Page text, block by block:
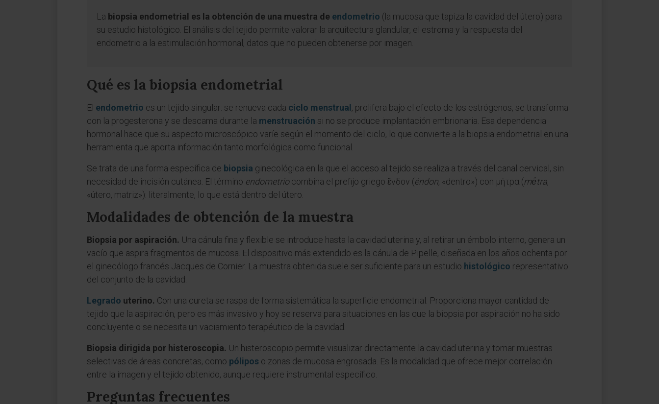
La biopsia endometrial es la obtención de una muestra de endometrio (la mucosa que tapiza la cavidad del útero) para
su estudio histológico. El análisis del tejido permite valorar la arquitectura glandular, el estroma y la respuesta del
endometrio a la estimulación hormonal, datos que no pueden obtenerse por imagen.
Qué es la biopsia endometrial
El endometrio es un tejido singular: se renueva cada ciclo menstrual , prolifera bajo el efecto de los estrógenos, se transforma
con la progesterona y se descama durante la menstruación si no se produce implantación embrionaria. Esa dependencia
hormonal hace que su aspecto microscópico varíe según el momento del ciclo, lo que convierte a la biopsia endometrial en una
herramienta que aporta información tanto morfológica como funcional.
Se trata de una forma específica de biopsia ginecológica en la que el acceso al tejido se realiza a través del canal cervical, sin
necesidad de incisión cutánea. El término endometriocombina el prefijo griego ἔνδον (éndon, «dentro») con μήτρα (mḗtra,
«útero, matriz»): literalmente, lo que está dentro del útero.
Modalidades de obtención de la muestra
Biopsia por aspiración. Una cánula fina y flexible se introduce hasta la cavidad uterina y, al retirar un émbolo interno, genera un
vacío que aspira fragmentos de mucosa. El dispositivo más extendido es la cánula de Pipelle, diseñada en los años ochenta por
el ginecólogo francés Jacques de Cornier. La muestra obtenida suele ser suficiente para un estudio histológico representativo
del conjunto de la cavidad.
Legrado uterino. Con una cureta se raspa de forma sistemática la superficie endometrial. Proporciona mayor cantidad de
tejido que la aspiración, pero es más invasivo y hoy se reserva para situaciones en las que la biopsia por aspiración no ha sido
concluyente o se necesita un vaciamiento terapéutico de la cavidad.
Biopsia dirigida por histeroscopia. Un histeroscopio permite visualizar directamente la cavidad uterina y tomar muestras
selectivas de áreas concretas, como pólipos o zonas de mucosa engrosada. Es la modalidad que ofrece mejor correlación
entre la imagen y el tejido obtenido, aunque requiere instrumental específico.
Preguntas frecuentes